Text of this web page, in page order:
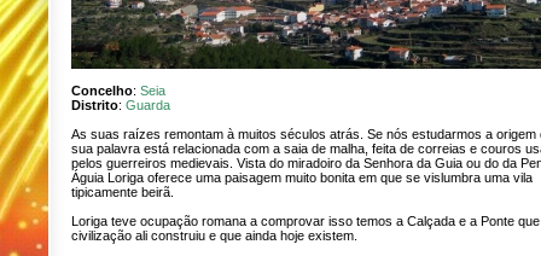
Concelho: Seia
Distrito: Guarda
As suas raízes remontam à muitos séculos atrás. Se nós estudarmos a origem
sua palavra está relacionada com a saia de malha, feita de correias e couros
pelos guerreiros medievais. Vista do miradoiro da Senhora da Guia ou do da
Águia Loriga oferece uma paisagem muito bonita em que se vislumbra uma vila
tipicamente beirã.
Loriga teve ocupação romana a comprovar isso temos a Calçada e a Ponte
civilização ali construiu e que ainda hoje existem.